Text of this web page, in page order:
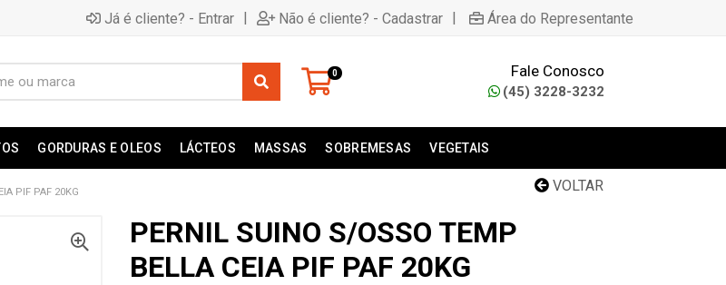
Já é cliente? - Entrar | Não é cliente? - Cadastrar | Área do Representante
0 Fale Conosco
(45) 3228-3232
GORDURAS E OLEOS LÁCTEOS MASSAS SOBREMESAS VEGETAIS
VOLTAR
PIF PAF 20KG
PERNIL SUINO S/OSSO TEMP
BELLA CEIA PIF PAF 20KG